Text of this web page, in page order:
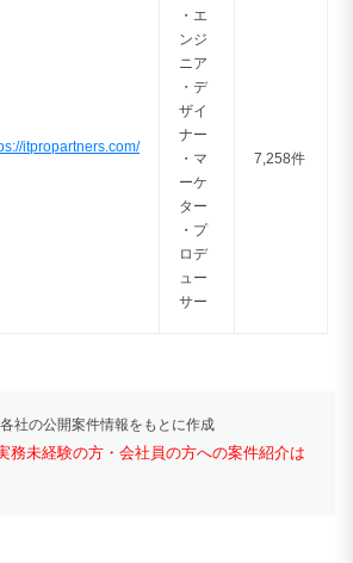
itpropartners.com/
・エ
ンジ
ニア
・デ
ザイ
ナー
・マ
ーケ
ター
・プ
ロデ
ュー
サー
7,258件
社の公開案件情報をもとに作成
務未経験の方・会社員の方への案件紹介は